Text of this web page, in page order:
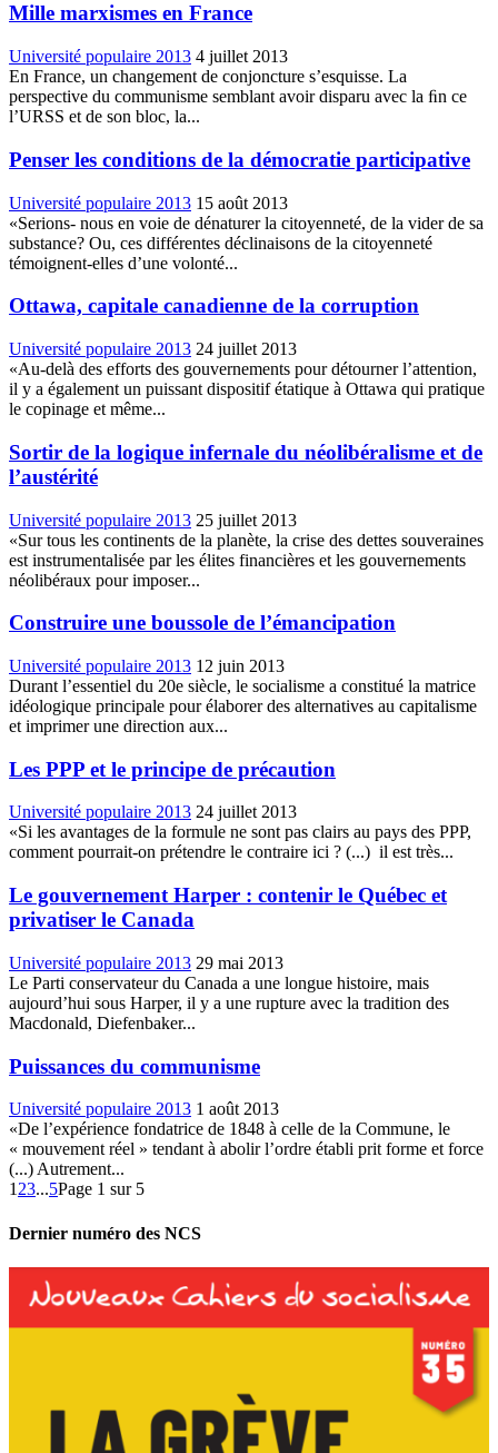
Mille marxismes en France
Université populaire 2013 4 juillet 2013
En France, un changement de conjoncture s’esquisse. La
perspective du communisme semblant avoir disparu avec la ﬁn ce
l’URSS et de son bloc, la...
Penser les conditions de la démocratie participative
Université populaire 2013 15 août 2013
«Serions- nous en voie de dénaturer la citoyenneté, de la vider de sa
substance? Ou, ces différentes déclinaisons de la citoyenneté
témoignent-elles d’une volonté...
Ottawa, capitale canadienne de la corruption
Université populaire 2013 24 juillet 2013
«Au-delà des efforts des gouvernements pour détourner l’attention,
il y a également un puissant dispositif étatique à Ottawa qui pratique
le copinage et même...
Sortir de la logique infernale du néolibéralisme et de
l’austérité
Université populaire 2013 25 juillet 2013
«Sur tous les continents de la planète, la crise des dettes souveraines
est instrumentalisée par les élites financières et les gouvernements
néolibéraux pour imposer...
Construire une boussole de l’émancipation
Université populaire 2013 12 juin 2013
Durant l’essentiel du 20e siècle, le socialisme a constitué la matrice
idéologique principale pour élaborer des alternatives au capitalisme
et imprimer une direction aux...
Les PPP et le principe de précaution
Université populaire 2013 24 juillet 2013
«Si les avantages de la formule ne sont pas clairs au pays des PPP,
comment pourrait-on prétendre le contraire ici ? (...) il est très...
Le gouvernement Harper : contenir le Québec et
privatiser le Canada
Université populaire 2013 29 mai 2013
Le Parti conservateur du Canada a une longue histoire, mais
aujourd’hui sous Harper, il y a une rupture avec la tradition des
Macdonald, Diefenbaker...
Puissances du communisme
Université populaire 2013 1 août 2013
«De l’expérience fondatrice de 1848 à celle de la Commune, le
« mouvement réel » tendant à abolir l’ordre établi prit forme et force
(...) Autrement...
1 23...5Page 1 sur 5
Dernier numéro des NCS